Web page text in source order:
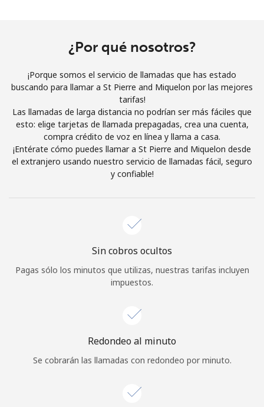
Únete
¡Hola!
Inicia sesión o REGÍSTRATE →
¿Olvidaste tu contraseña? →
Iniciar Sesión
o
Continuar con
¿Por qué nosotros?
¡Porque somos el servicio de llamadas que has estado
buscando para llamar a St Pierre and Miquelon por las mejores
tarifas!
Las llamadas de larga distancia no podrían ser más fáciles que
esto: elige tarjetas de llamada prepagadas, crea una cuenta,
compra crédito de voz en línea y llama a casa.
¡Entérate cómo puedes llamar a St Pierre and Miquelon desde
el extranjero usando nuestro servicio de llamadas fácil, seguro
y confiable!
Sin cobros ocultos
Pagas sólo los minutos que utilizas, nuestras tarifas incluyen
impuestos.
Redondeo al minuto
Se cobrarán las llamadas con redondeo por minuto.